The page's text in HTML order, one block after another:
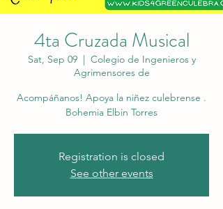
4ta Cruzada Musical
Sat, Sep 09
  |
Colegio de Ingenieros y
Agrimensores de
Acompáñanos! Apoya la niñez culebrense .
Bohemia Elbin Torres
Registration is closed
See other events